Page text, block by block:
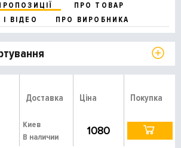
ПРО ТОВАР
ВІДЕО
ПРО ВИРОБНИКА
Доставка Ціна Покупка
Киев
В наличии
1080